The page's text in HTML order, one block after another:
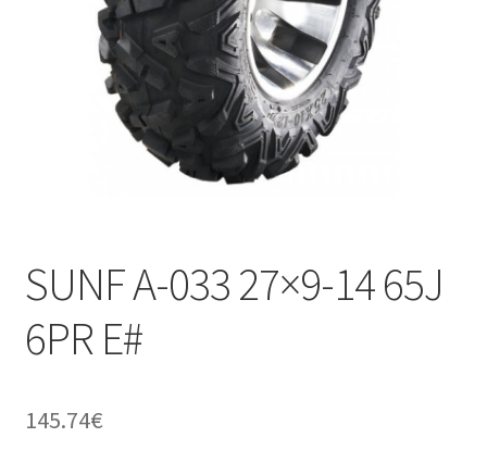
SUNF A-033 27×9-14 65J
6PR E#
145.74€